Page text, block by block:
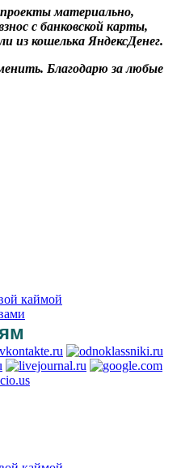
материально,
с банковской карты,
из кошелька ЯндексДенег.
Благодарю за любые
каймой